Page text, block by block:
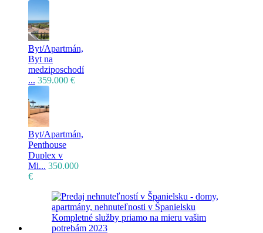
Byt/Apartmán,
Byt na
medziposchodí
... 359.000 €
Byt/Apartmán,
Penthouse
Duplex v
Mi... 350.000
€